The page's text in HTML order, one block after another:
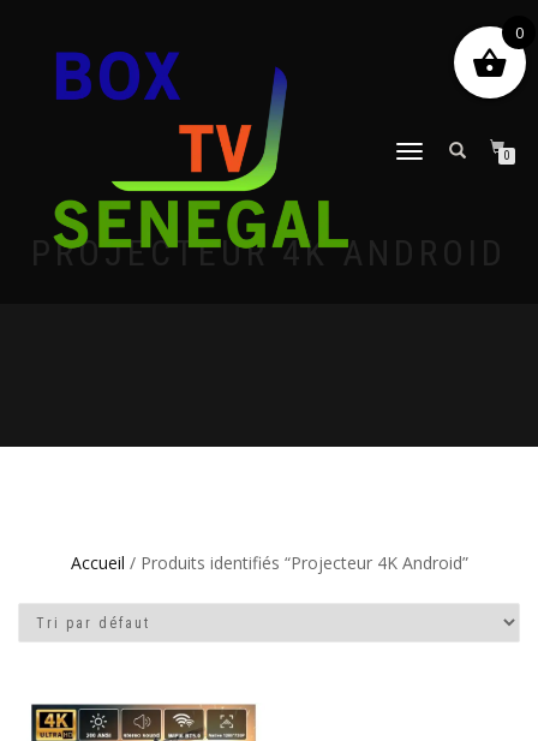
DÉPLIER
0
PROJECTEUR 4K ANDROID
Accueil / Produits identifiés “Projecteur 4K Android”
0